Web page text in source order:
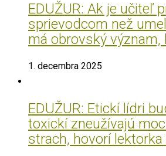
EDUŽUR: Ak je učiteľ
sprievodcom než
má obrovský význam,
1. decembra 2025
EDUŽUR: Etickí lídri
toxickí zneužívajú
strach, hovorí lektorka